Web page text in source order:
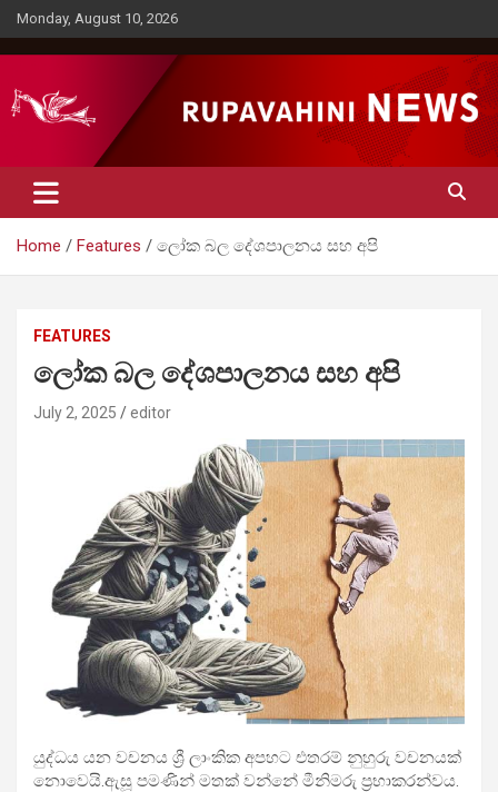
Skip
to
content
Monday, August 10, 2026
Rupavahini News
Home Features ලෝක බල දේශ­පා­ල­නය සහ අපි
FEATURES
ලෝක බල දේශ­පා­ල­නය සහ අපි
July 2, 2025 editor
යුද්ධය යන වච­නය ශ්‍රී ලාංකික අප­හට එත­රම් නුහුරු වච­න­යක්
නොවෙයි.ඇසූ පම­ණින් මතක් වන්නේ මීනි­මරු ප්‍රභා­ක­ර­න්වය.